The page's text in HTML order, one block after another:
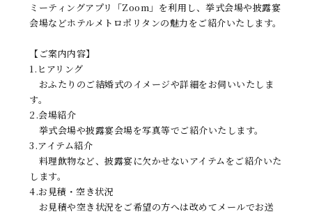
ミーティングアプリ「Zoom」を利用し、挙式会場や披露宴
会場などホテルメトロポリタンの魅力をご紹介いたします。
【ご案内内容】
1.ヒアリング
おふたりのご結婚式のイメージや詳細をお伺いいたしま
す。
2.会場紹介
挙式会場や披露宴会場を写真等でご紹介いたします。
3.アイテム紹介
料理飲物など、披露宴に欠かせないアイテムをご紹介いた
します。
4.お見積・空き状況
お見積や空き状況をご希望の方へは改めてメールでお送